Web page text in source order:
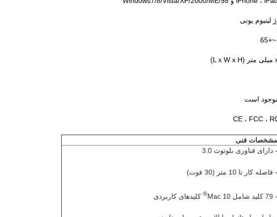
لیتیوم یونی
است
مشخصات فنی
- دارای فناوری بلوتوث 3.0
- فاصله کار تا 10 متر (30 فوت)
- 79 کلید شامل 10 Mac ® کلیدهای کاربردی